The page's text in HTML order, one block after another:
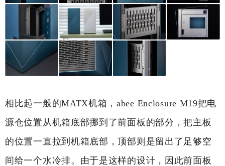
相比起一般的MATX机箱，abee Enclosure M19把电
源仓位置从机箱底部挪到了前面板的部分，把主板
的位置一直拉到机箱底部，顶部则是留出了足够空
间给一个水冷排。由于是这样的设计，因此前面板